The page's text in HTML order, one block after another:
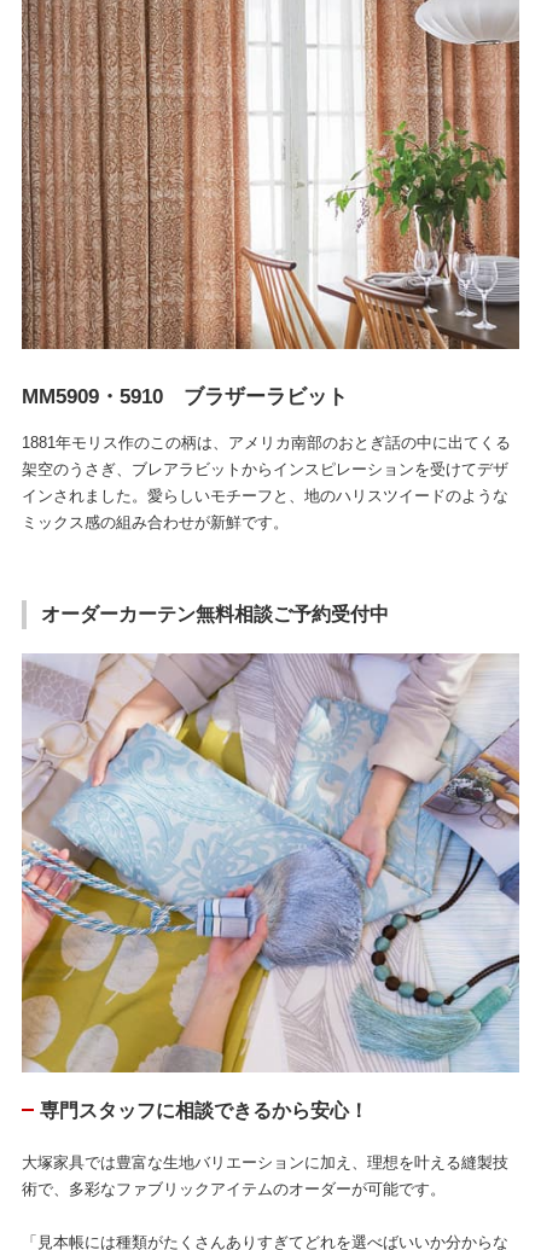
MM5909・5910 ブラザーラビット
1881年モリス作のこの柄は、アメリカ南部のおとぎ話の中に出てくる
架空のうさぎ、ブレアラビットからインスピレーションを受けてデザ
インされました。愛らしいモチーフと、地のハリスツイードのような
ミックス感の組み合わせが新鮮です。
オーダーカーテン無料相談ご予約受付中
専門スタッフに相談できるから安心！
大塚家具では豊富な生地バリエーションに加え、理想を叶える縫製技
術で、多彩なファブリックアイテムのオーダーが可能です。
「見本帳には種類がたくさんありすぎてどれを選べばいいか分からな